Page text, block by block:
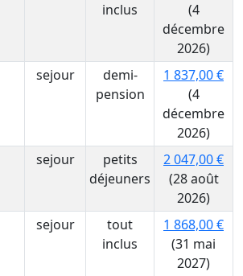
inclus
(4
décembre
2026)
sejour
demi-
pension
1 837,00 €
(4
décembre
2026)
sejour
petits
déjeuners
2 047,00 €
(28 août
2026)
sejour
tout
inclus
1 868,00 €
(31 mai
2027)